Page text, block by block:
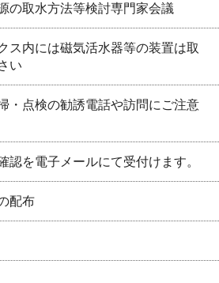
の取水方法等検討専門家会議
ス内には磁気活水器等の装置は取
い
・点検の勧誘電話や訪問にご注意
認を電子メールにて受付けます。
配布